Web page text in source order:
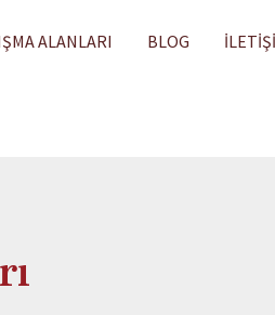
ALANLARI BLOG